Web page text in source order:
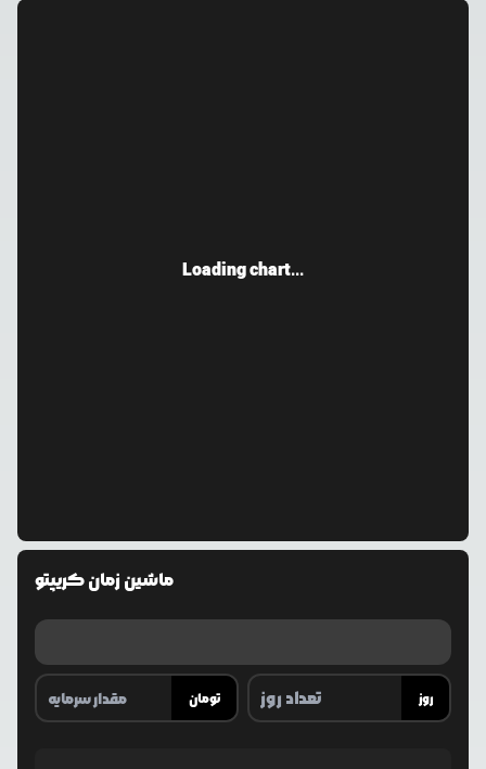
Loading chart...
ماشین زمان کریپتو
تومان روز